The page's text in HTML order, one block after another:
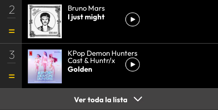
2
Bruno Mars
I just might
3 KPop Demon Hunters
Cast & Huntr/x
Golden
Ver toda la lista